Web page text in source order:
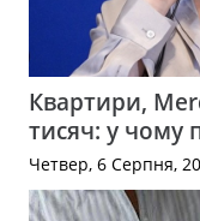
Квартири,
тисяч: у чому
Четвер, 6 Серпня,